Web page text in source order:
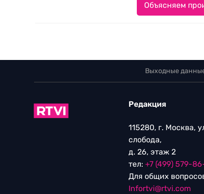
Объясняем
Выходные
Редакция
115280, г. Москва,
слобода,
д. 26, этаж 2
тел: +7 (499) 579-
Для общих
Infortvi@rtvi.com